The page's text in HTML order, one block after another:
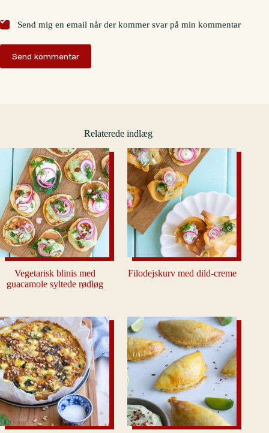
Send mig en email når der kommer svar på min kommentar
Send kommentar
Relaterede indlæg
Vegetarisk blinis med
guacamole syltede rødløg
Filodejskurv med dild-creme